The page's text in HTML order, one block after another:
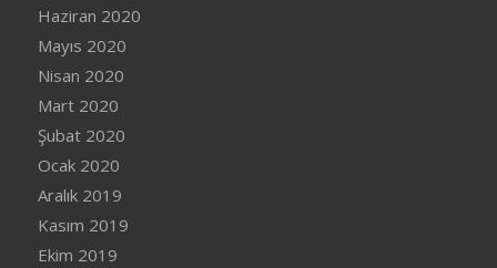
Haziran 2020
Mayıs 2020
Nisan 2020
Mart 2020
Şubat 2020
Ocak 2020
Aralık 2019
Kasım 2019
Ekim 2019